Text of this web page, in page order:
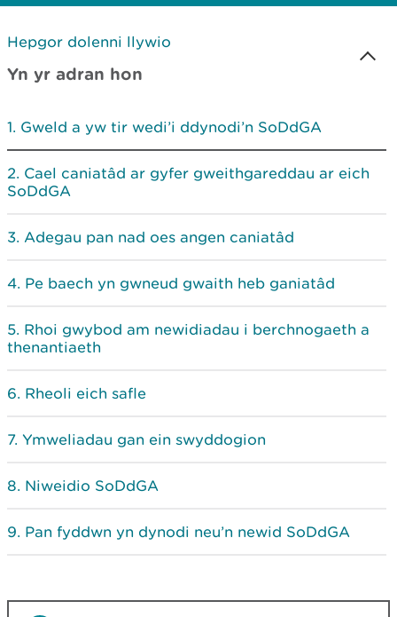
Hepgor dolenni llywio
Yn yr adran hon
Gweld a yw tir wedi’i ddynodi’n SoDdGA
Cael caniatâd ar gyfer gweithgareddau ar eich
SoDdGA
Adegau pan nad oes angen caniatâd
Pe baech yn gwneud gwaith heb ganiatâd
Rhoi gwybod am newidiadau i berchnogaeth a
thenantiaeth
Rheoli eich safle
Ymweliadau gan ein swyddogion
Niweidio SoDdGA
Pan fyddwn yn dynodi neu’n newid SoDdGA